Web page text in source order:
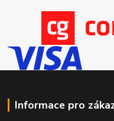
Informace pro